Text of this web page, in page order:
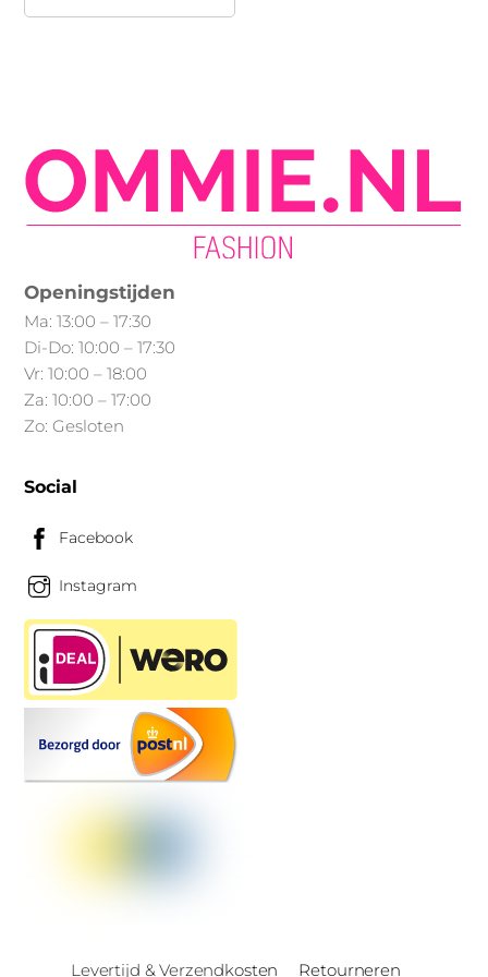
optie
kan
gekozen
de
productpagina
Openingstijden
Ma: 13:00 – 17:30
Di-Do: 10:00 – 17:30
Vr: 10:00 – 18:00
Za: 10:00 – 17:00
Zo: Gesloten
Social
Facebook
Instagram
Levertijd & Verzendkosten Retourneren